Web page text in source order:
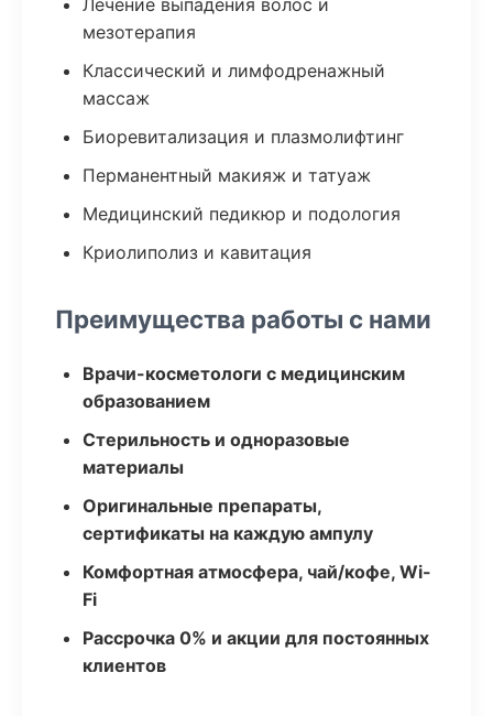
Лечение выпадения волос и
мезотерапия
Классический и лимфодренажный
массаж
Биоревитализация и плазмолифтинг
Перманентный макияж и татуаж
Медицинский педикюр и подология
Криолиполиз и кавитация
Преимущества работы с нами
Врачи-косметологи с медицинским
образованием
Стерильность и одноразовые
материалы
Оригинальные препараты,
сертификаты на каждую ампулу
Комфортная атмосфера, чай/кофе, Wi-
Fi
Рассрочка 0% и акции для постоянных
клиентов